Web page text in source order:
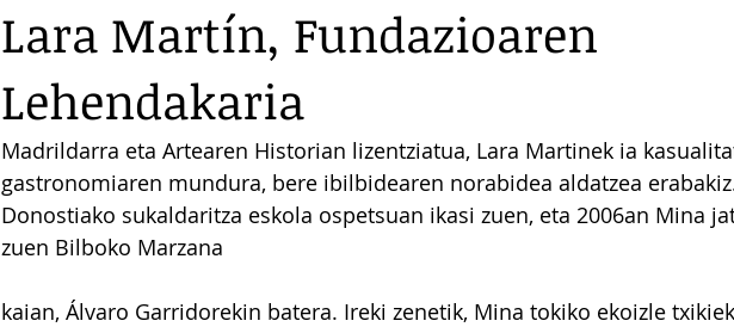
Lara Martín, Fundazioaren
Lehendakaria
Madrildarra eta Artearen Historian lizentziatua, Lara Martinek ia
gastronomiaren mundura, bere ibilbidearen norabidea aldatzea
Donostiako sukaldaritza eskola ospetsuan ikasi zuen, eta 2006an Mina
zuen Bilboko Marzana
kaian, Álvaro Garridorekin batera. Ireki zenetik, Mina tokiko ekoizle